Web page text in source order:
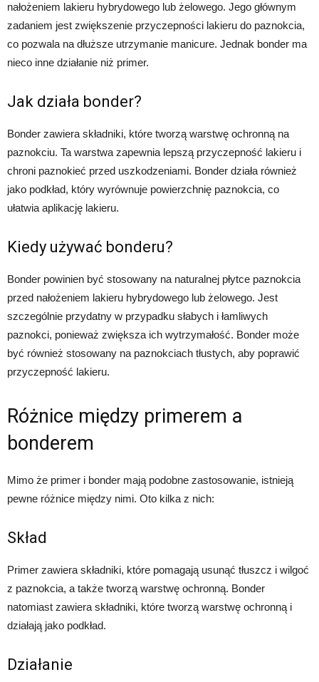
nałożeniem lakieru hybrydowego lub żelowego. Jego głównym
zadaniem jest zwiększenie przyczepności lakieru do paznokcia,
co pozwala na dłuższe utrzymanie manicure. Jednak bonder ma
nieco inne działanie niż primer.
Jak działa bonder?
Bonder zawiera składniki, które tworzą warstwę ochronną na
paznokciu. Ta warstwa zapewnia lepszą przyczepność lakieru i
chroni paznokieć przed uszkodzeniami. Bonder działa również
jako podkład, który wyrównuje powierzchnię paznokcia, co
ułatwia aplikację lakieru.
Kiedy używać bonderu?
Bonder powinien być stosowany na naturalnej płytce paznokcia
przed nałożeniem lakieru hybrydowego lub żelowego. Jest
szczególnie przydatny w przypadku słabych i łamliwych
paznokci, ponieważ zwiększa ich wytrzymałość. Bonder może
być również stosowany na paznokciach tłustych, aby poprawić
przyczepność lakieru.
Różnice między primerem a
bonderem
Mimo że primer i bonder mają podobne zastosowanie, istnieją
pewne różnice między nimi. Oto kilka z nich:
Skład
Primer zawiera składniki, które pomagają usunąć tłuszcz i wilgoć
z paznokcia, a także tworzą warstwę ochronną. Bonder
natomiast zawiera składniki, które tworzą warstwę ochronną i
działają jako podkład.
Działanie